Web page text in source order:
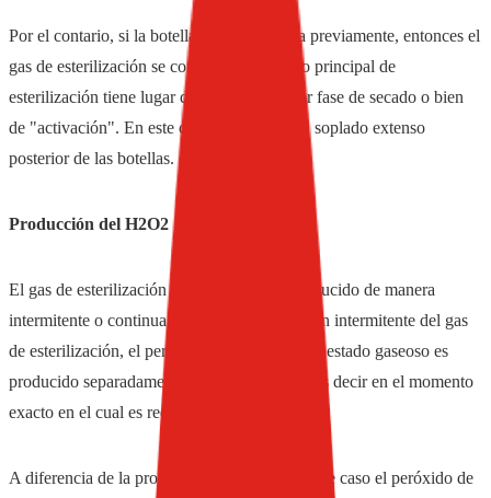
Por el contario, si la botella no es calentada previamente, entonces el
gas de esterilización se condensa y el efecto principal de
esterilización tiene lugar durante la posterior fase de secado o bien
de "activación". En este caso se requiere un soplado extenso
posterior de las botellas.
Producción del H2O2
El gas de esterilización H2O2 puede ser producido de manera
intermitente o continua. Durante la producción intermitente del gas
de esterilización, el peróxido de hidrógeno en estado gaseoso es
producido separadamente para cada botella, es decir en el momento
exacto en el cual es requerido.
A diferencia de la producción continua. En este caso el peróxido de